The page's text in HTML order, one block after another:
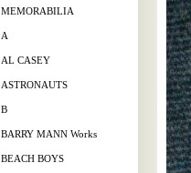
MEMORABILIA
A
AL CASEY
ASTRONAUTS
B
BARRY MANN Works
BEACH BOYS